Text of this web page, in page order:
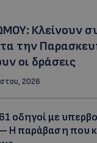
Κλείνουν
την
οι δράσεις
2026
οδηγοί με
Η παράβαση που